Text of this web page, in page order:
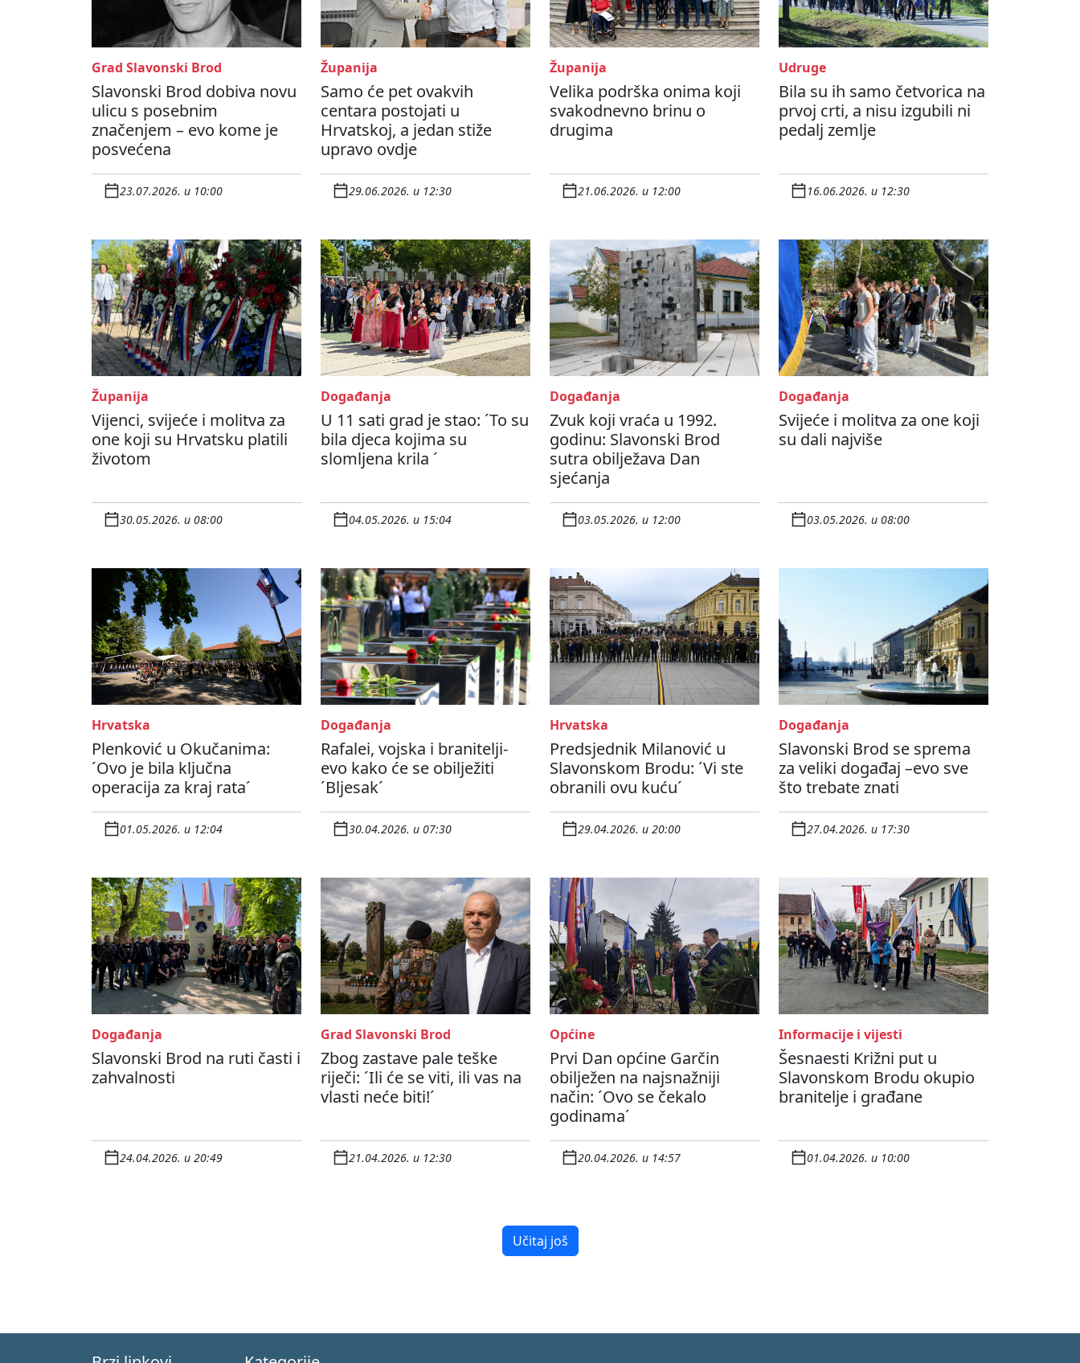
Grad Slavonski Brod
Slavonski Brod dobiva novu
ulicu s posebnim
značenjem – evo kome je
posvećena
23.07.2026. u 10:00
Županija
Samo će pet ovakvih
centara postojati u
Hrvatskoj, a jedan stiže
upravo ovdje
29.06.2026. u 12:30
Županija
Velika podrška onima koji
svakodnevno brinu o
drugima
21.06.2026. u 12:00
Udruge
Bila su ih samo četvorica na
prvoj crti, a nisu izgubili ni
pedalj zemlje
16.06.2026. u 12:30
Županija
Vijenci, svijeće i molitva za
one koji su Hrvatsku platili
životom
30.05.2026. u 08:00
Događanja
U 11 sati grad je stao: ´To su
bila djeca kojima su
slomljena krila ´
04.05.2026. u 15:04
Događanja
Zvuk koji vraća u 1992.
godinu: Slavonski Brod
sutra obilježava Dan
sjećanja
03.05.2026. u 12:00
Događanja
Svijeće i molitva za one koji
su dali najviše
03.05.2026. u 08:00
Hrvatska
Plenković u Okučanima:
´Ovo je bila ključna
operacija za kraj rata´
01.05.2026. u 12:04
Događanja
Rafalei, vojska i branitelji-
evo kako će se obilježiti
´Bljesak´
30.04.2026. u 07:30
Hrvatska
Predsjednik Milanović u
Slavonskom Brodu: ´Vi ste
obranili ovu kuću´
29.04.2026. u 20:00
Događanja
Slavonski Brod se sprema
za veliki događaj –evo sve
što trebate znati
27.04.2026. u 17:30
Događanja
Slavonski Brod na ruti časti i
zahvalnosti
24.04.2026. u 20:49
Grad Slavonski Brod
Zbog zastave pale teške
riječi: ´Ili će se viti, ili vas na
vlasti neće biti!´
21.04.2026. u 12:30
Općine
Prvi Dan općine Garčin
obilježen na najsnažniji
način: ´Ovo se čekalo
godinama´
20.04.2026. u 14:57
Informacije i vijesti
Šesnaesti Križni put u
Slavonskom Brodu okupio
branitelje i građane
01.04.2026. u 10:00
Učitaj još